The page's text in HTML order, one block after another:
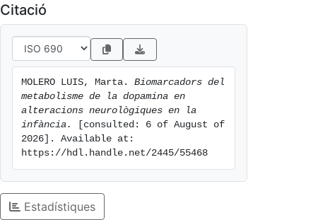
Citació
MOLERO LUIS, Marta. Biomarcadors del
metabolisme de la dopamina en
alteracions neurològiques en la
infància.
[consulted: 6 of August of
2026]. Available at:
https://hdl.handle.net/2445/55468
Estadístiques